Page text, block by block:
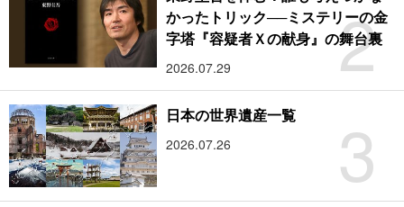
2
かったトリック──ミステリーの金
字塔『容疑者Ｘの献身』の舞台裏
2026.07.29
3
日本の世界遺産一覧
2026.07.26